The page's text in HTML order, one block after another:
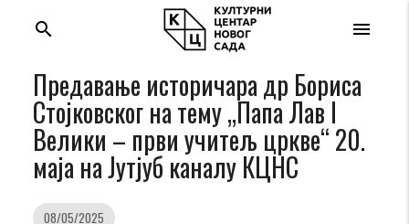
menu
search
Предавање историчара др Бориса
Стојковског на тему „Папа Лав I
Велики – први учитељ цркве“ 20.
маја на Јутјуб каналу КЦНС
08/05/2025